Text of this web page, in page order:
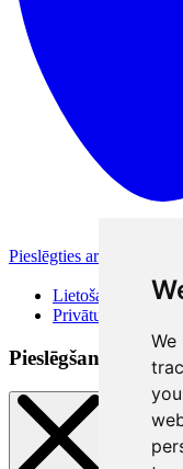
Pieslēgties ar Apple
Lietošanas
Privātuma politika
Pieslēgšanās veidi